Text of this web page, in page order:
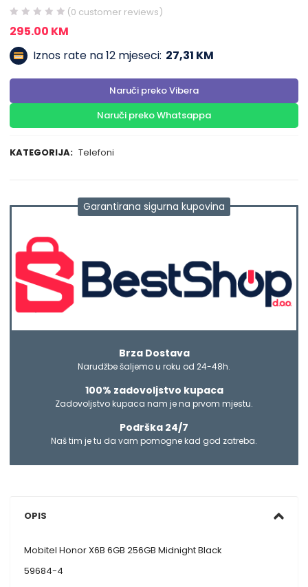
(0 customer reviews)
295.00 KM
Iznos rate na 12 mjeseci: 27,31 KM
Naruči preko Vibera
Naruči preko Whatsappa
KATEGORIJA: Telefoni
Garantirana sigurna kupovina
Brza Dostava
Narudžbe šaljemo u roku od 24-48h.
100% zadovoljstvo kupaca
Zadovoljstvo kupaca nam je na prvom mjestu.
Podrška 24/7
Naš tim je tu da vam pomogne kad god zatreba.
OPIS
Mobitel Honor X6B 6GB 256GB Midnight Black
59684-4